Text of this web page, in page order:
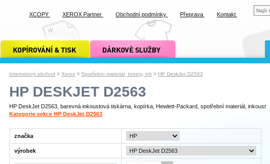
Internetový obchod » Xerox » Spotřební materiál, tonery, ink » HP DeskJet D2563
HP DESKJET D2563
HP DeskJet D2563, barevná inkoustová tiskárna, kopírka, Hewlett-Packard, spotřební materiál, inkoust
Kategorie sekce HP DeskJet D2563
značka
výrobek
kopírování a tisk xcopy dárkové služby xcopy
XCOPY XEROX Partner Obchodní podmínky Přeprava Kontakt